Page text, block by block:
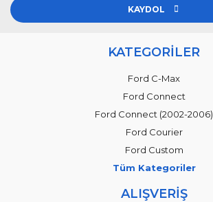
KAYDOL
KATEGORİLER
Ford C-Max
Ford Connect
Ford Connect (2002-2006)
Ford Courier
Ford Custom
Tüm Kategoriler
ALIŞVERİŞ